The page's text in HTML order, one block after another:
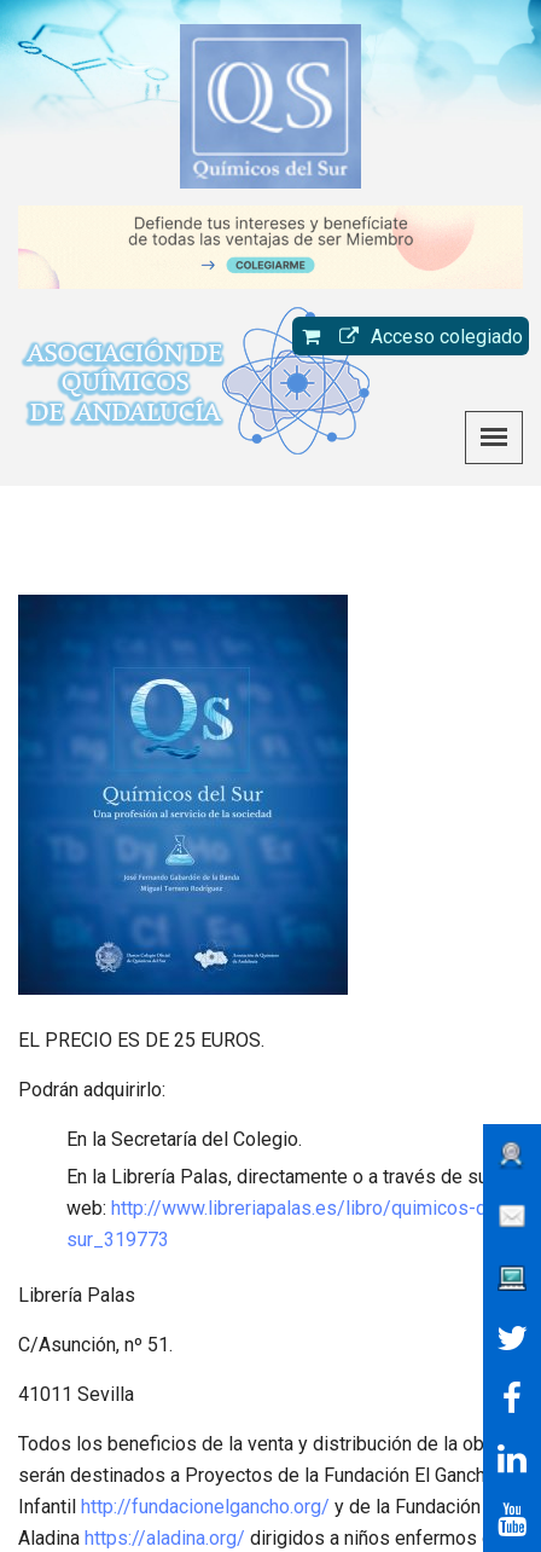
Acceso colegiado
EL PRECIO ES DE 25 EUROS.
Podrán adquirirlo:
En la Secretaría del Colegio.
En la Librería Palas, directamente o a través de su
web: http://www.libreriapalas.es/libro/quimicos-del-
sur_319773
Librería Palas
C/Asunción, nº 51.
41011 Sevilla
Todos los beneficios de la venta y distribución de la obra
serán destinados a Proyectos de la Fundación El Gancho
Infantil http://fundacionelgancho.org/ y de la Fundación
Aladina https://aladina.org/ dirigidos a niños enfermos de